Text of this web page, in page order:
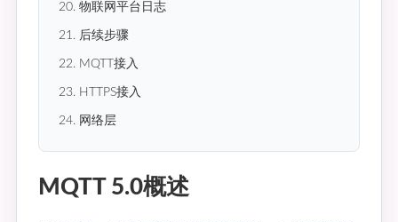
20. 物联网平台日志
21. 后续步骤
22. MQTT接入
23. HTTPS接入
24. 网络层
MQTT 5.0概述